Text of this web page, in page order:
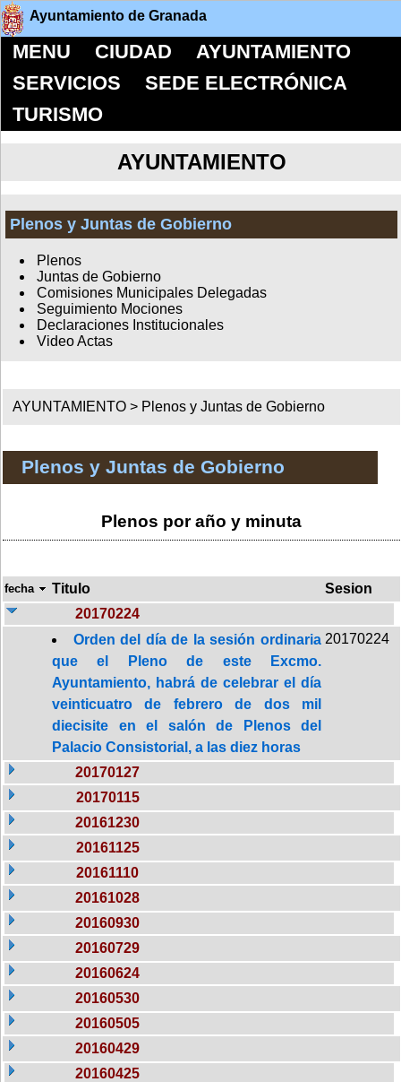
Ayuntamiento de Granada
MENU CIUDAD
AYUNTAMIENTO
SERVICIOS
SEDE ELECTRÓNICA
TURISMO
AYUNTAMIENTO
Plenos y Juntas de Gobierno
Plenos
Juntas de Gobierno
Comisiones Municipales Delegadas
Seguimiento Mociones
Declaraciones Institucionales
Video Actas
AYUNTAMIENTO > Plenos y Juntas de Gobierno
Plenos y Juntas de Gobierno
Plenos por año y minuta
fecha Titulo
Sesion
20170224
Orden del día de la sesión ordinaria
que el Pleno de este Excmo.
Ayuntamiento, habrá de celebrar el día
veinticuatro de febrero de dos mil
diecisite en el salón de Plenos del
Palacio Consistorial, a las diez horas
20170224
20170127
20170115
20161230
20161125
20161110
20161028
20160930
20160729
20160624
20160530
20160505
20160429
20160425